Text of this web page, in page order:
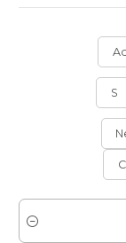
S
Quantidade